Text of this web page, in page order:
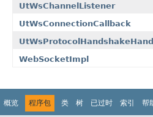
UtWsChannelListener
UtWsConnectionCallback
WebSocketImpl
概览 程序包 类 树 已过时 索引 帮